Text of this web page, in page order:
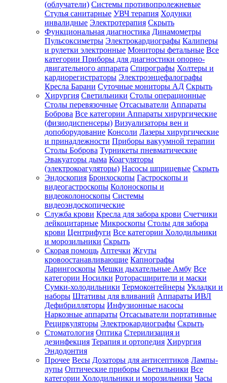
(облучатели) Системы противопролежневые
Стулья санитарные УВЧ терапия Ходунки
инвалидные Электротерапия Скрыть
Функциональная диагностика Динамометры
Пульсоксиметры Электрокардиографы Калиперы
и рулетки электронные Мониторы фетальные Все
категории Приборы для диагностики опорно-
двигательного аппарата Спирографы Холтеры и
кардиорегистраторы Электроэнцефалографы
Кресла Барани Суточные мониторы АД Скрыть
Хирургия Светильники Столы операционные
Столы перевязочные Отсасыватели Аппараты
Боброва Все категории Аппараты хирургические
(физиодиспенсеры) Визуализаторы вен и
допоборудование Консоли Лазеры хирургические
и принадлежности Приборы вакуумной терапии
Столы Боброва Турникеты пневматические
Эвакуаторы дыма Коагуляторы
(электрокоагуляторы) Насосы шприцевые Скрыть
Эндоскопия Бронхоскопы Гастроскопы и
видеогастроскопы Колоноскопы и
видеоколоноскопы Системы
видеоэндоскопические
Служба крови Кресла для забора крови Счетчики
лейкоцитарные Микроскопы Столы для забора
крови Центрифуги Все категории Холодильники
и морозильники Скрыть
Скорая помощь Аптечки Жгуты
кровоостанавливающие Капнографы
Ларингоскопы Мешки дыхательные Амбу Все
категории Носилки Роторасширители и маски
Сумки-холодильники Термоконтейнеры Укладки и
наборы Штативы для вливаний Аппараты ИВЛ
Дефибрилляторы Инфузионные насосы
Наркозные аппараты Отсасыватели портативные
Рециркуляторы Электрокардиографы Скрыть
Стоматология Оптика Стерилизация и
дезинфекция Терапия и ортопедия Хирургия
Эндодонтия
Прочее Весы Дозаторы для антисептиков Лампы-
лупы Оптические приборы Светильники Все
категории Холодильники и морозильники Часы